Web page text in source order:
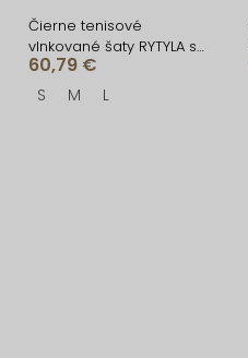
Čierne tenisové
vlnkované šaty RYTYLA s
kraťaskami
60,79 €
S M L